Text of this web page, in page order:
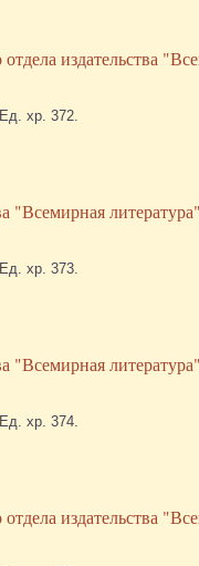
издательства
хр. 372.
"Всемирная
хр. 373.
"Всемирная
хр. 374.
издательства